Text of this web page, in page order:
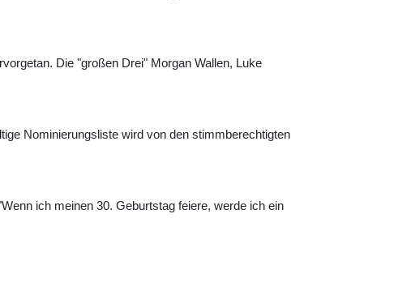
Die "großen Drei" Morgan Wallen, Luke
Nominierungsliste wird von den stimmberechtigten
ich meinen 30. Geburtstag feiere, werde ich ein